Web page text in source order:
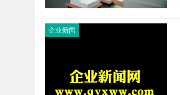
企业新闻